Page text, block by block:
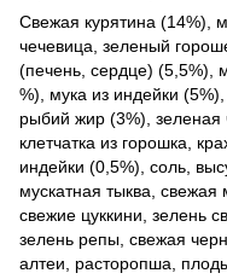
Свежая курятина (14%),
чечевица, зеленый
(печень, сердце) (5,5%),
%), мука из индейки
рыбий жир (3%), зеленая
клетчатка из горошка,
индейки (0,5%), соль,
мускатная тыква, свежая
свежие цуккини, зелень
зелень репы, свежая
алтеи, расторопша,